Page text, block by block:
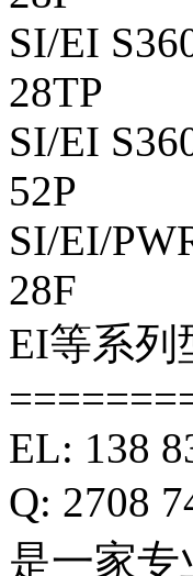
SI/EI
28TP
SI/EI
52P
SI/EI/
28F
EI等系列
EL: 138
Q: 2708
是一家